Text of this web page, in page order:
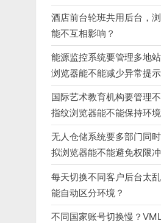
酒店前台轮班共用后台，
能不互相影响？
能源监控系统要管理多地
浏览器能不能减少异常提示
国际艺术教育机构要管理
指纹浏览器能不能保持环
无人仓储系统要多部门同
拟浏览器能不能避免权限
每天切换不同客户后台太
能自动区分环境？
不同国家账号切换慢？